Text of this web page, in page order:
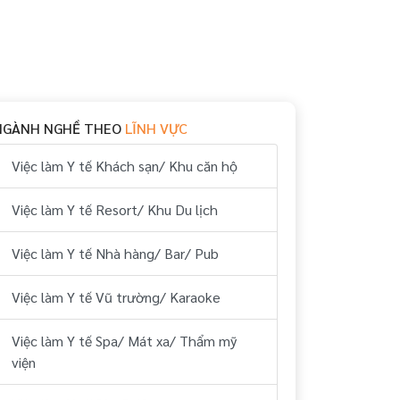
NGHỀ THEO LĨNH VỰC
Việc làm Y tế Khách sạn/ Khu căn hộ
Việc làm Y tế Resort/ Khu Du lịch
Việc làm Y tế Nhà hàng/ Bar/ Pub
Việc làm Y tế Vũ trường/ Karaoke
Việc làm Y tế Spa/ Mát xa/ Thẩm mỹ
viện